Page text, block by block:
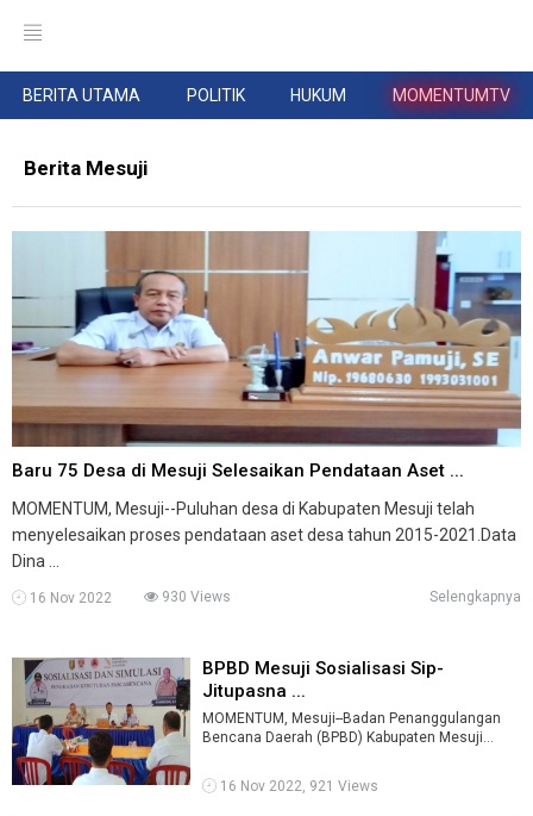
BERITA UTAMA POLITIK HUKUM MOMENTUMTV
Berita Mesuji
Baru 75 Desa di Mesuji Selesaikan Pendataan Aset ...
MOMENTUM, Mesuji--Puluhan desa di Kabupaten Mesuji telah
menyelesaikan proses pendataan aset desa tahun 2015-2021.Data
Dina ...
16 Nov 2022 930 Views Selengkapnya
BPBD Mesuji Sosialisasi Sip-
Jitupasna ...
MOMENTUM, Mesuji--Badan Penanggulangan
Bencana Daerah (BPBD) Kabupaten Mesuji
Aplik ...
16 Nov 2022, 921 Views